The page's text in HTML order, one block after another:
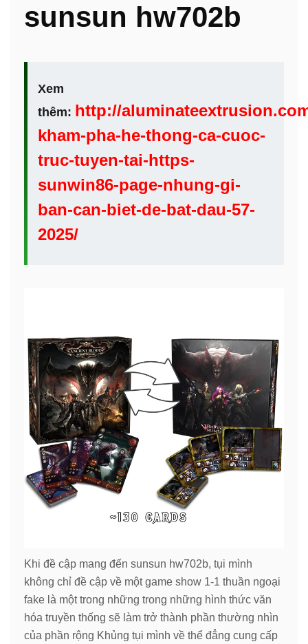
sunsun hw702b
Xem
thêm: http://
kham-pha-he-thong-ca-cuoc-
truc-tuyen-tai-https-
sunwin86-page-nhung-gi-
ban-can-biet-de-bat-dau-57-
2025/
Khi đề cập mang đến sunsun hw702b, tụi mình
không chỉ đề cập về một game show 1-1 thuần ngoại
fake là một trong những trong những hình thức văn
hóa truyền thống sẽ làm trở thành phần thường nhìn
của phần rộng Khủng tụi mình về thể đẳng cung cấp